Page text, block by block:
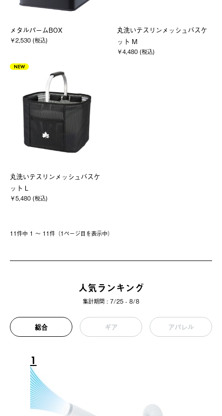
メタルパームBOX
￥2,530 (税込)
丸洗いテスリンメッシュバスケ
ット M
￥4,480 (税込)
NEW
丸洗いテスリンメッシュバスケ
ット L
￥5,480 (税込)
11件中 1 〜 11件（1ページ⽬を表⽰中）
人気ランキング
集計期間 : 7/25 - 8/8
総合 ギア アパレル
1